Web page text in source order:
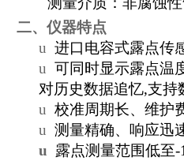
二、仪器特点
u 进口电容式露点传
u 可同时显示露点温
对历史数据追忆,支持
u 校准周期长、维护
u 测量精确、响应迅
u 露点测量范围低至-